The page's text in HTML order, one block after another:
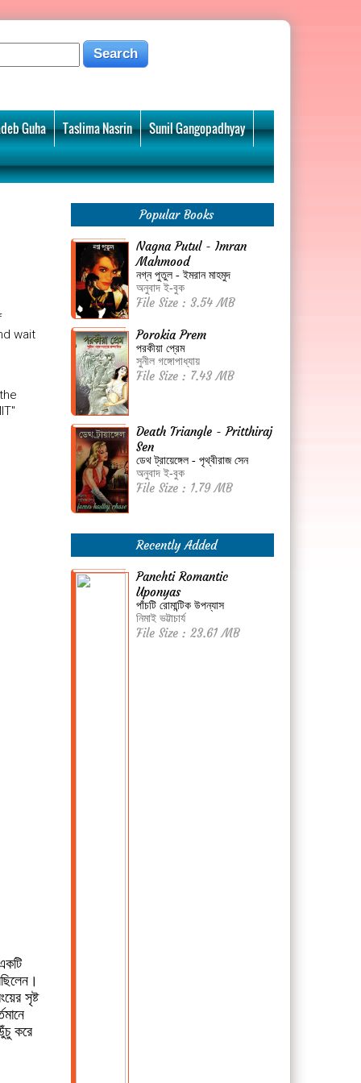
Guha Taslima Nasrin Sunil Gangopadhyay
wait
সৃষ্ট
করে
Popular Books
Nagna Putul - Imran
Mahmood
নগ্ন পুতুল - ইমরান মাহমুদ
অনুবাদ ই-বুক
File Size : 3.54 MB
Porokia Prem
পরকীয়া প্রেম
সুনীল গঙ্গোপাধ্যায়
File Size : 7.43 MB
Death Triangle - Pritthiraj
Sen
ডেথ ট্রায়েঙ্গেল - পৃথ্বীরাজ সেন
অনুবাদ ই-বুক
File Size : 1.79 MB
Recently Added
Panchti Romantic
Uponyas
পাঁচটি রোমান্টিক উপন্যাস
নিমাই ভট্টাচার্য
File Size : 23.61 MB